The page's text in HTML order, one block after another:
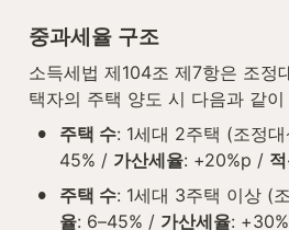
중과세율 구조
소득세법 제104조 제7항은 조정
택자의 주택 양도 시 다음과 같
• 주택 수: 1세대 2주택 (조정
45% / 가산세율: +20%p /
• 주택 수: 1세대 3주택 이상 (
율: 6–45% / 가산세율: